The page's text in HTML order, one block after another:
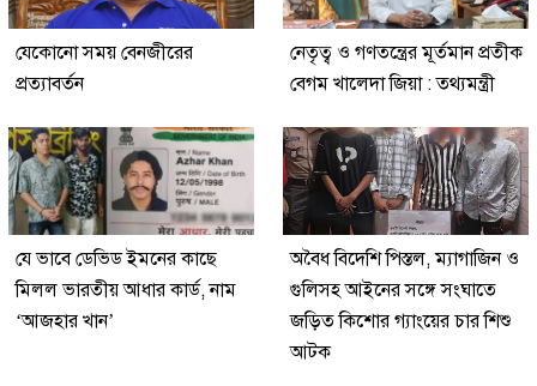
যেকোনো সময় বেনজীরের
প্রত্যাবর্তন
নেতৃত্ব ও গণতন্ত্রের মূর্তমান প্রতীক
বেগম খালেদা জিয়া : তথ্যমন্ত্রী
যে ভাবে ডেভিড ইমনের কাছে
মিলল ভারতীয় আধার কার্ড, নাম
‘আজহার খান’
অবৈধ বিদেশি পিস্তল, ম্যাগাজিন ও
গুলিসহ আইনের সঙ্গে সংঘাতে
জড়িত কিশোর গ্যাংয়ের চার শিশু
আটক